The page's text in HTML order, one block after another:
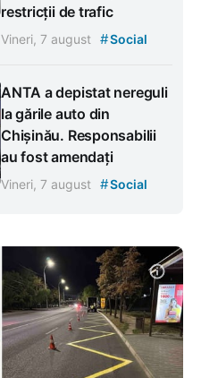
restricții de trafic
Vineri, 7 august #Social
ANTA a depistat nereguli
la gările auto din
Chișinău. Responsabilii
au fost amendați
Vineri, 7 august #Social